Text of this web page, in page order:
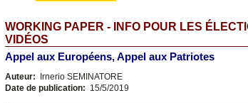
WORKING PAPER - INFO POUR LES
VIDÉOS
Appel aux Européens, Appel aux Patriotes
Auteur:
Irnerio SEMINATORE
Date de publication: 15/5/2019